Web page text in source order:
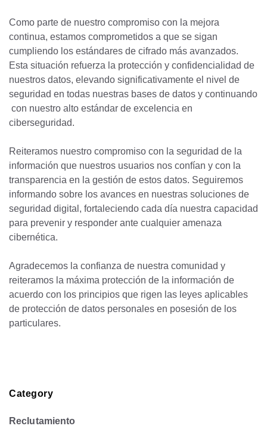
Como parte de nuestro compromiso con la mejora
continua, estamos comprometidos a que se sigan
cumpliendo los estándares de cifrado más avanzados.
Esta situación refuerza la protección y confidencialidad de
nuestros datos, elevando significativamente el nivel de
seguridad en todas nuestras bases de datos y continuando
con nuestro alto estándar de excelencia en
ciberseguridad.
Reiteramos nuestro compromiso con la seguridad de la
información que nuestros usuarios nos confían y con la
transparencia en la gestión de estos datos. Seguiremos
informando sobre los avances en nuestras soluciones de
seguridad digital, fortaleciendo cada día nuestra capacidad
para prevenir y responder ante cualquier amenaza
cibernética.
Agradecemos la confianza de nuestra comunidad y
reiteramos la máxima protección de la información de
acuerdo con los principios que rigen las leyes aplicables
de protección de datos personales en posesión de los
particulares.
Category
Reclutamiento